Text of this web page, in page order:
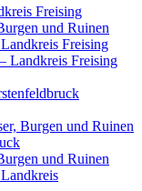
Freising
und Ruinen
Freising
Landkreis Freising
Burgen und Ruinen
und Ruinen